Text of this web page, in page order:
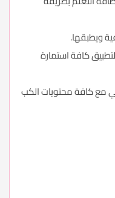
ويطبقها.
كافة استمارة
مع كافة محتويات الكب